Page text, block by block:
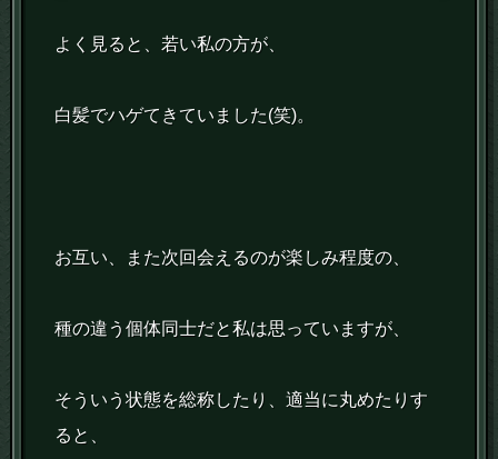
よく見ると、若い私の方が、
白髪でハゲてきていました(笑)。
お互い、また次回会えるのが楽しみ程度の、
種の違う個体同士だと私は思っていますが、
そういう状態を総称したり、適当に丸めたりす
ると、